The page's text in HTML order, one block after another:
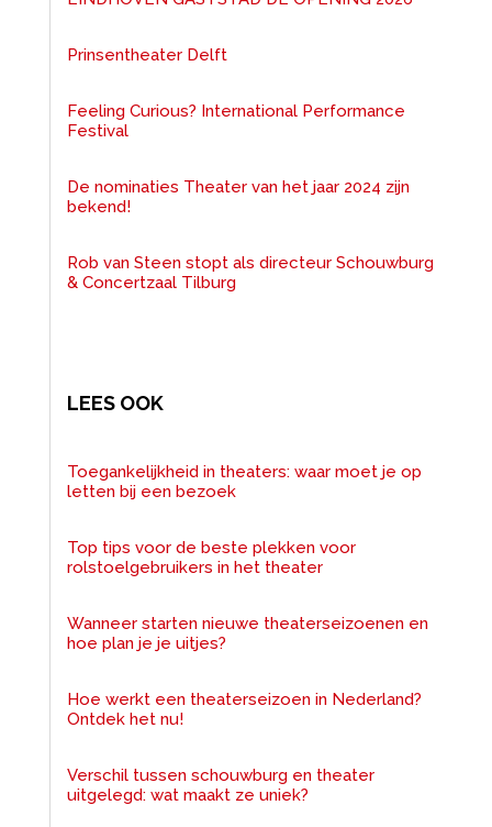
Prinsentheater Delft
Feeling Curious? International Performance
Festival
De nominaties Theater van het jaar 2024 zijn
bekend!
Rob van Steen stopt als directeur Schouwburg
& Concertzaal Tilburg
LEES OOK
Toegankelijkheid in theaters: waar moet je op
letten bij een bezoek
Top tips voor de beste plekken voor
rolstoelgebruikers in het theater
Wanneer starten nieuwe theaterseizoenen en
hoe plan je je uitjes?
Hoe werkt een theaterseizoen in Nederland?
Ontdek het nu!
Verschil tussen schouwburg en theater
uitgelegd: wat maakt ze uniek?